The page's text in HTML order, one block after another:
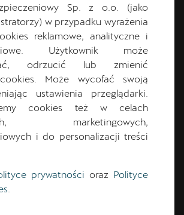
Jakuć
CUPRA Master
44 10
Sp. z o.o. (jako
w przypadku wyrażenia
reklamowe, analityczne i
Użytkownik może
odrzucić lub zmienić
Może wycofać swoją
ustawienia przeglądarki.
cookies też w celach
marketingowych,
i do personalizacji treści
prywatności oraz Polityce